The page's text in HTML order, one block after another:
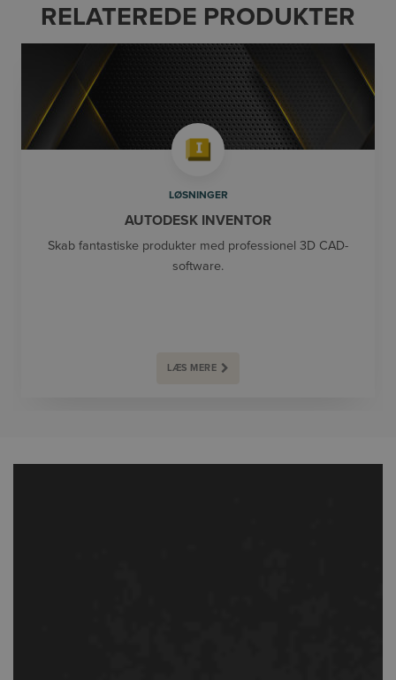
RELATEREDE PRODUKTER
LØSNINGER
AUTODESK INVENTOR
Skab fantastiske produkter med professionel 3D CAD-
software.
LÆS MERE